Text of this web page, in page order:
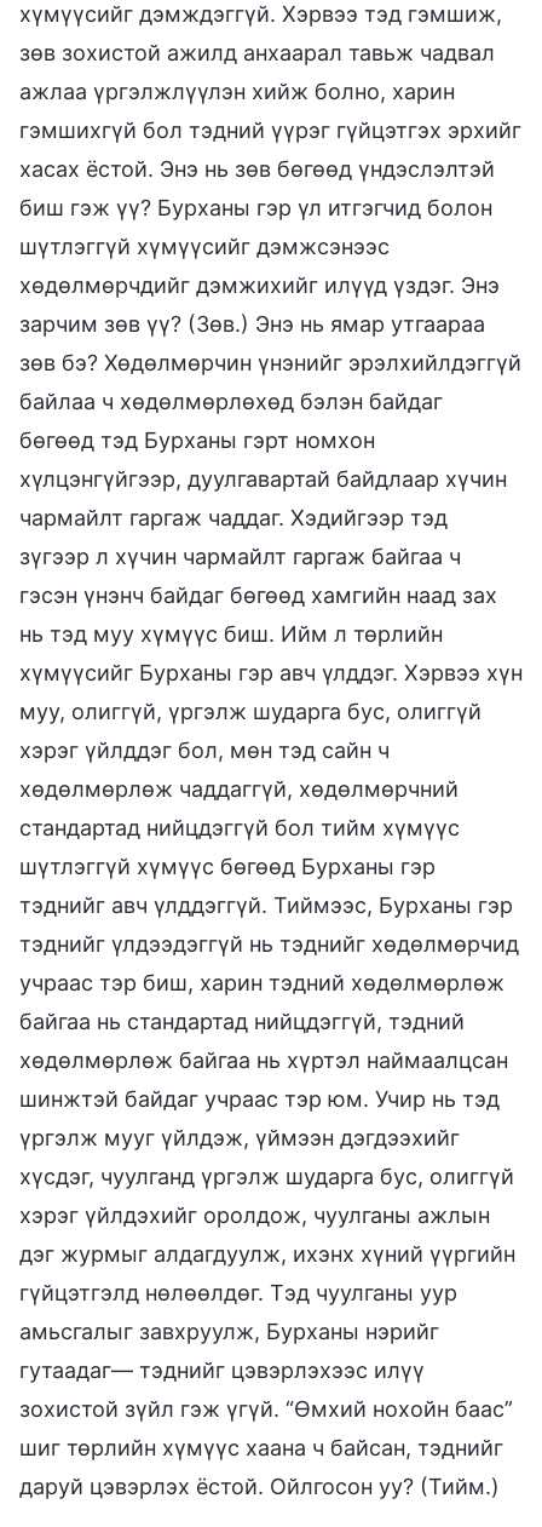
хүмүүсийг дэмждэггүй. Хэрвээ тэд гэмшиж,
зөв зохистой ажилд анхаарал тавьж чадвал
ажлаа үргэлжлүүлэн хийж болно, харин
гэмшихгүй бол тэдний үүрэг гүйцэтгэх эрхийг
хасах ёстой. Энэ нь зөв бөгөөд үндэслэлтэй
биш гэж үү? Бурханы гэр үл итгэгчид болон
шүтлэггүй хүмүүсийг дэмжсэнээс
хөдөлмөрчдийг дэмжихийг илүүд үздэг. Энэ
зарчим зөв үү? (Зөв.) Энэ нь ямар утгаараа
зөв бэ? Хөдөлмөрчин үнэнийг эрэлхийлдэггүй
байлаа ч хөдөлмөрлөхөд бэлэн байдаг
бөгөөд тэд Бурханы гэрт номхон
хүлцэнгүйгээр, дуулгавартай байдлаар хүчин
чармайлт гаргаж чаддаг. Хэдийгээр тэд
зүгээр л хүчин чармайлт гаргаж байгаа ч
гэсэн үнэнч байдаг бөгөөд хамгийн наад зах
нь тэд муу хүмүүс биш. Ийм л төрлийн
хүмүүсийг Бурханы гэр авч үлддэг. Хэрвээ хүн
муу, олиггүй, үргэлж шударга бус, олиггүй
хэрэг үйлддэг бол, мөн тэд сайн ч
хөдөлмөрлөж чаддаггүй, хөдөлмөрчний
стандартад нийцдэггүй бол тийм хүмүүс
шүтлэггүй хүмүүс бөгөөд Бурханы гэр
тэднийг авч үлддэггүй. Тиймээс, Бурханы гэр
тэднийг үлдээдэггүй нь тэднийг хөдөлмөрчид
учраас тэр биш, харин тэдний хөдөлмөрлөж
байгаа нь стандартад нийцдэггүй, тэдний
хөдөлмөрлөж байгаа нь хүртэл наймаалцсан
шинжтэй байдаг учраас тэр юм. Учир нь тэд
үргэлж мууг үйлдэж, үймээн дэгдээхийг
хүсдэг, чуулганд үргэлж шударга бус, олиггүй
хэрэг үйлдэхийг оролдож, чуулганы ажлын
дэг журмыг алдагдуулж, ихэнх хүний үүргийн
гүйцэтгэлд нөлөөлдөг. Тэд чуулганы уур
амьсгалыг завхруулж, Бурханы нэрийг
гутаадаг— тэднийг цэвэрлэхээс илүү
зохистой зүйл гэж үгүй. “Өмхий нохойн баас”
шиг төрлийн хүмүүс хаана ч байсан, тэднийг
даруй цэвэрлэх ёстой. Ойлгосон уу? (Тийм.)